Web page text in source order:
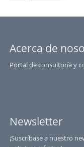
Acerca de
Portal de consultoría y
Newsletter
¡Suscríbase a nuestro